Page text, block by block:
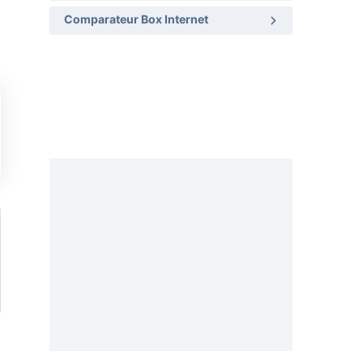
Comparateur Box Internet